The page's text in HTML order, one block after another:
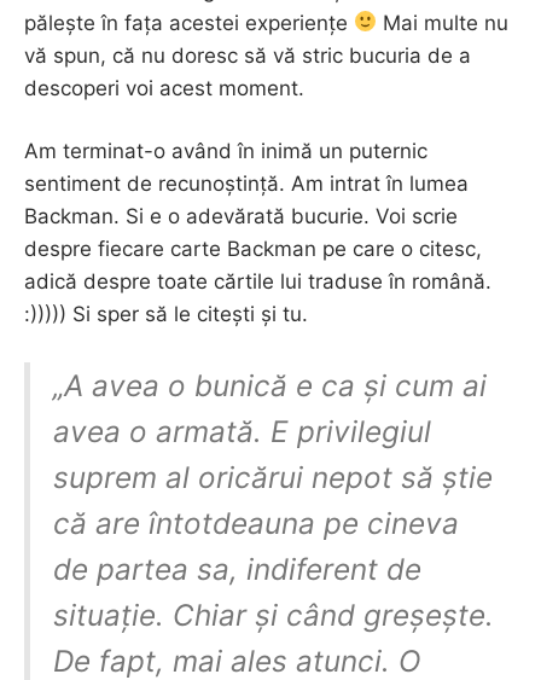
pălește în fața acestei experiențe
Mai multe nu
vă spun, că nu doresc să vă stric bucuria de a
descoperi voi acest moment.
Am terminat-o având în inimă un puternic
sentiment de recunoștință. Am intrat în lumea
Backman. Si e o adevărată bucurie. Voi scrie
despre fiecare carte Backman pe care o citesc,
adică despre toate cărtile lui traduse în română.
:))))) Si sper să le citești și tu.
„A avea o bunică e ca și cum ai
avea o armată. E privilegiul
suprem al oricărui nepot să știe
că are întotdeauna pe cineva
de partea sa, indiferent de
situație. Chiar și când greșește.
De fapt, mai ales atunci. O